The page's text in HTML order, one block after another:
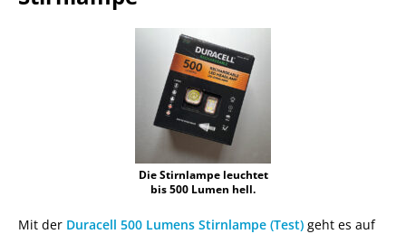
Die Stirnlampe leuchtet
bis 500 Lumen hell.
Mit der Duracell 500 Lumens Stirnlampe (Test) geht es auf